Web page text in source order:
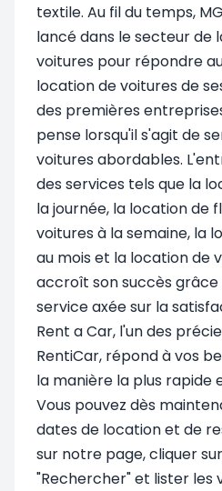
textile. Au fil du temps,
lancé dans le secteur de
voitures pour répondre
location de voitures de
des premières
pense lorsqu'il s'agit de
voitures abordables.
des services tels que la
la journée, la location de
voitures à la semaine, la
au mois et la location de
accroît son succès
service axée sur la
Rent a Car, l'un des
RentiCar, répond à vos
la manière la plus rapide
Vous pouvez dès
dates de location et de
sur notre page, cliquer
"Rechercher" et lister les